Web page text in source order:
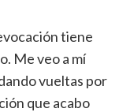
tiene
Me veo a mí
vueltas por
que acabo